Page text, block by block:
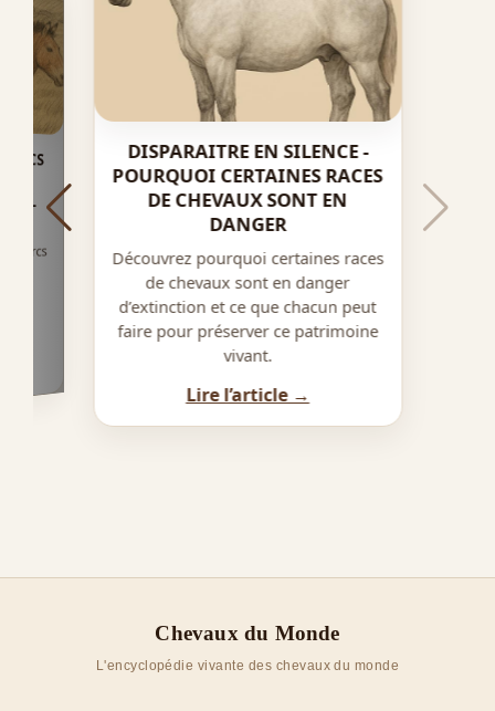
LA
parcs
DISPARAITRE EN SILENCE -
POURQUOI CERTAINES RACES
DE CHEVAUX SONT EN
DANGER
Découvrez pourquoi certaines races
de chevaux sont en danger
d’extinction et ce que chacun peut
faire pour préserver ce patrimoine
vivant.
Lire l’article →
Chevaux du Monde
L'encyclopédie vivante des chevaux du monde